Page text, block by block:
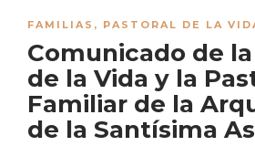
FAMILIAS , PASTORAL DE LA
Comunicado de
de la Vida y la
Familiar de la
de la Santísima